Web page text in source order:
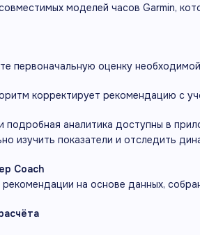
моделей часов Garmin,
первоначальную оценку необходимой
корректирует рекомендацию с
подробная аналитика доступны в
изучить показатели и отследить
Coach
рекомендации на основе данных,